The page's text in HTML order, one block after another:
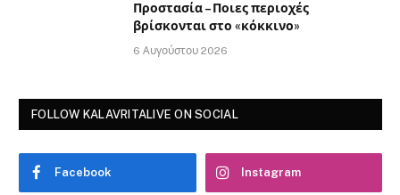
Προστασία – Ποιες περιοχές
βρίσκονται στο «κόκκινο»
6 Αυγούστου 2026
FOLLOW KALAVRITALIVE ON SOCIAL
Facebook Instagram